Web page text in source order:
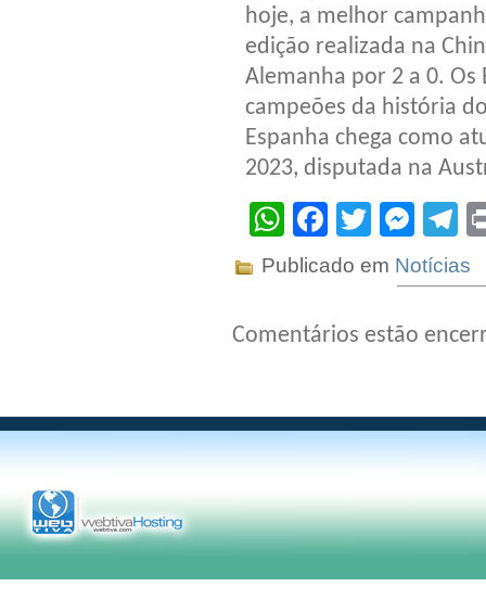
hoje, a melhor
edição realizada na
Alemanha por 2 a 0. Os
campeões da história
Espanha chega como
2023, disputada na
WhatsApp
Facebook
Twitter
Publicado em Notícias
Comentários estão